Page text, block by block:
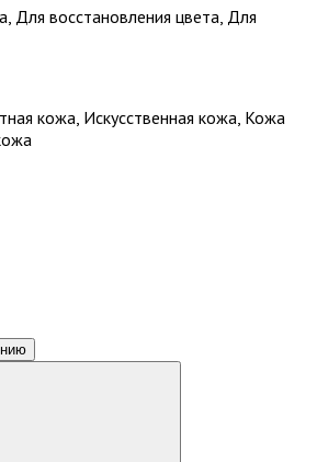
Для восстановления цвета, Для
кожа, Искусственная кожа, Кожа